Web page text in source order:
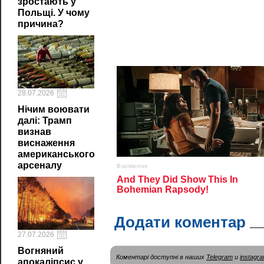
Польщі. У чому
причина?
28.07.2026
Нічим воювати
далі: Трамп
визнав
виснаження
американського
арсеналу
27.07.2026
Вогняний
апокаліпсис у
Додати коментар
Коментарі доступні в наших Telegram и